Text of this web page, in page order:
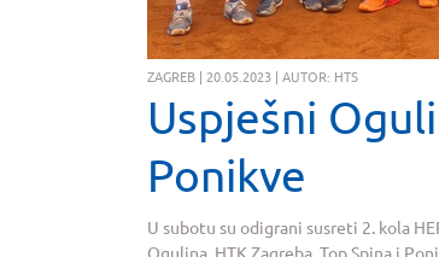
ZAGREB | 20.05.2023 | AUTOR: HTS
Uspješni
Ponikve
U subotu su odigrani susreti 2. kola
Ogulina, HTK Zagreba, Top Spina i